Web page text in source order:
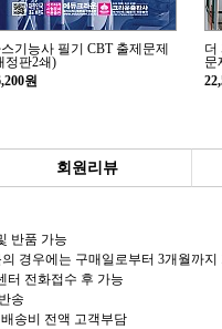
기능사 필기 CBT 출제문제
정판2쇄)
원
더
문
회원리뷰
반품 가능
경우에는 구매일로부터 3개월까지
터 전화접수 후 가능
송
송비 전액 고객부담